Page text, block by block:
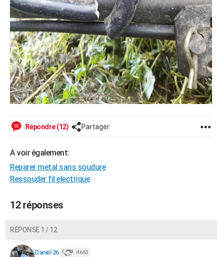
Répondre (12) Partager
A voir également:
Reparer metal sans soudure
Ressouder fil electrique
12 réponses
RÉPONSE 1 / 12
Daniel 26 4 663